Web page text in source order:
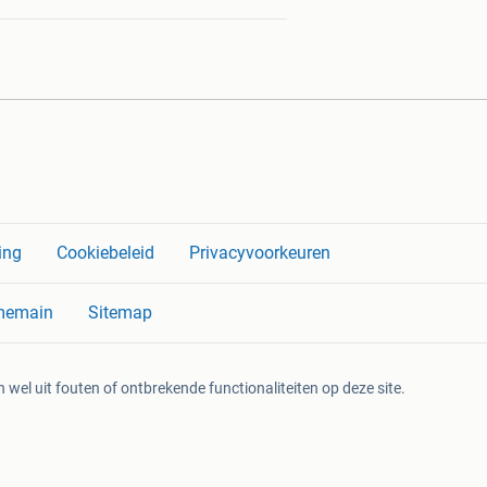
Cookiebeleid Privacyvoorkeuren
Sitemap
uit fouten of ontbrekende functionaliteiten op deze site.